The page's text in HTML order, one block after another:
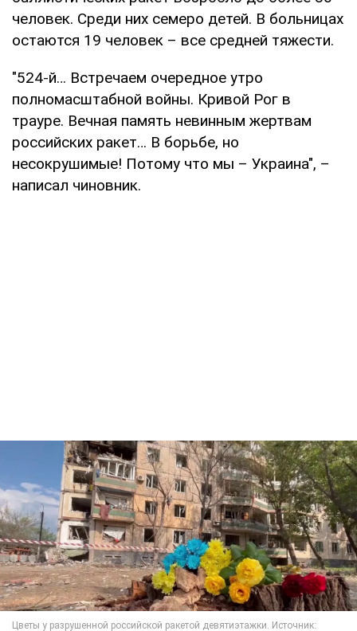
человек. Среди них семеро детей. В больницах
остаются 19 человек – все средней тяжести.
"524-й… Встречаем очередное утро
полномасштабной войны. Кривой Рог в
трауре. Вечная память невинным жертвам
российских ракет… В борьбе, но
несокрушимые! Потому что мы – Украина", –
написал чиновник.